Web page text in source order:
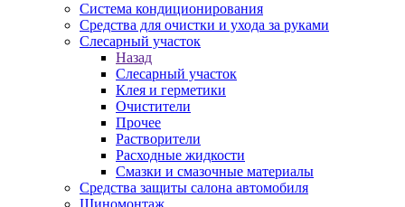
Система кондиционирования
Средства для очистки и ухода за руками
Слесарный участок
Назад
Слесарный участок
Клея и герметики
Очистители
Прочее
Растворители
Расходные жидкости
Смазки и смазочные материалы
Средства защиты салона автомобиля
Шиномонтаж